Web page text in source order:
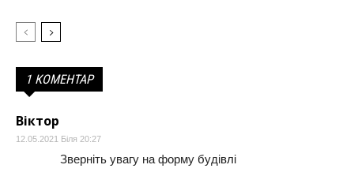
1 КОМЕНТАР
Віктор
12.05.2021 Біля 20:27
Зверніть увагу на форму будівлі